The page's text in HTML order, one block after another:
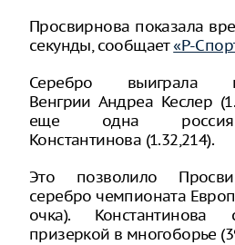
Просвирнова показала
секунды, сообщает«Р-
Серебро выиграла
Венгрии Андреа Кеслер
еще одна
Константинова (1.32,214).
Это позволило
серебро чемпионата
очка). Константинова
призеркой в многоборье